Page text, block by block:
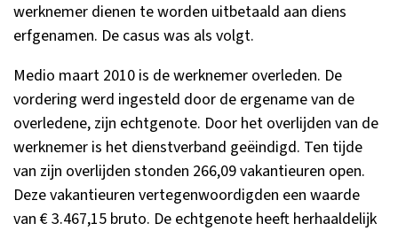
werknemer dienen te worden uitbetaald aan diens
erfgenamen. De casus was als volgt.
Medio maart 2010 is de werknemer overleden. De
vordering werd ingesteld door de ergename van de
overledene, zijn echtgenote. Door het overlijden van de
werknemer is het dienstverband geëindigd. Ten tijde
van zijn overlijden stonden 266,09 vakantieuren open.
Deze vakantieuren vertegenwoordigden een waarde
van € 3.467,15 bruto. De echtgenote heeft herhaaldelijk